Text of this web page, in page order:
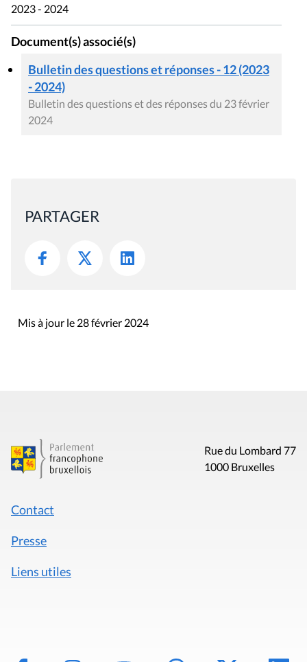
2023 - 2024
Document(s) associé(s)
Bulletin des questions et réponses - 12 (2023
- 2024)
Bulletin des questions et des réponses du 23 février
2024
PARTAGER
Mis à jour le 28 février 2024
Rue du Lombard 77
1000 Bruxelles
Contact
Presse
Liens utiles